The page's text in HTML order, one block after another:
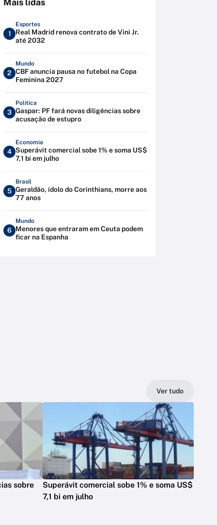
Mais lidas
1
Esportes
Real Madrid renova contrato de Vini Jr.
até 2032
2
Mundo
CBF anuncia pausa no futebol na Copa
Feminina 2027
3
Política
Gaspar: PF fará novas diligências sobre
acusação de estupro
4
Economia
Superávit comercial sobe 1% e soma US$
7,1 bi em julho
5
Brasil
Geraldão, ídolo do Corinthians, morre aos
77 anos
6
Mundo
Menores que entraram em Ceuta podem
ficar na Espanha
Ver tudo
sobre
Superávit comercial sobe 1% e soma US$
7,1 bi em julho